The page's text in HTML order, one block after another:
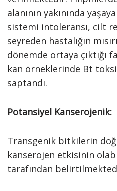
alanının yakınında
sistemi intoleransı, cilt
seyreden hastalığın
dönemde ortaya çıktığı
kan örneklerinde Bt
saptandı.
Potansiyel Kanserojenik:
Transgenik bitkilerin
kanserojen etkisinin
tarafından